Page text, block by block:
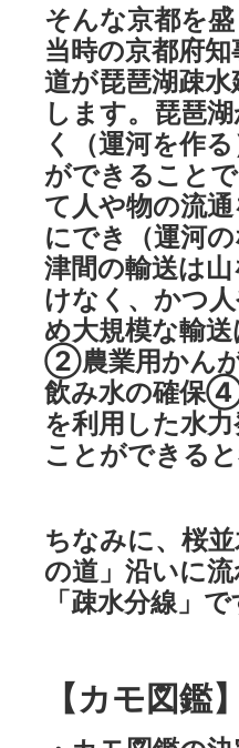
そんな京都を盛
当時の京都府
道が琵琶湖疎
します。琵琶
く（運河を作
ができること
て人や物の流
にでき（運河
津間の輸送は
けなく、かつ
め大規模な輸送
②農業用かん
飲み水の確保
を利用した水
ことができる
ちなみに、桜
の道」沿いに流
「疎水分線」で
【カモ図鑑】